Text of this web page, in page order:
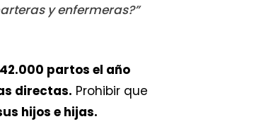
y enfermeras?”
partos el año
directas. Prohibir que
hijos e hijas.